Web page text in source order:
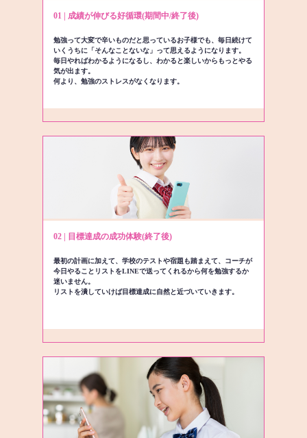
01 | 成績が伸びる好循環(期間中/終了後)
勉強って大変で辛いものだと思っているお子様でも、毎日続けて
いくうちに「そんなことないな」って思えるようになります。
毎日やればわかるようになるし、わかると楽しいからもっとやる
気が出ます。
何より、勉強のストレスがなくなります。
02 | 目標達成の成功体験(終了後)
最初の計画に加えて、学校のテストや宿題も踏まえて、コーチが
今日やることリストをLINEで送ってくれるから何を勉強するか
迷いません。
リストを潰していけば目標達成に自然と近づいていきます。